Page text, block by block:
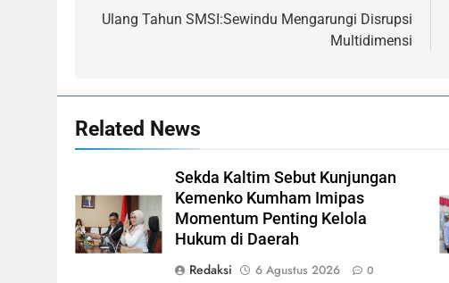
pos
Ulang Tahun SMSI:Sewindu Mengarungi Disrupsi
Multidimensi
Related News
Sekda Kaltim Sebut Kunjungan
Kemenko Kumham Imipas
Momentum Penting Kelola
Hukum di Daerah
Redaksi
6 Agustus 2026 0